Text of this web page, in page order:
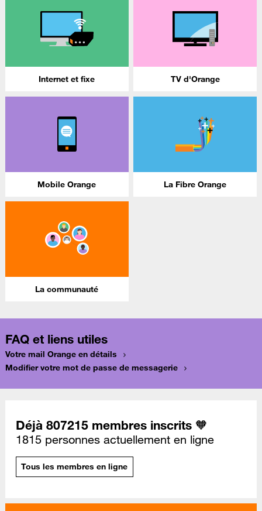
Internet et fixe TV d'Orange
Mobile Orange La Fibre Orange
La communauté
FAQ et liens utiles
Votre mail Orange en détails
Modifier votre mot de passe de messagerie
Déjà 807215 membres inscrits 🧡
1815 personnes actuellement en ligne
Tous les membres en ligne